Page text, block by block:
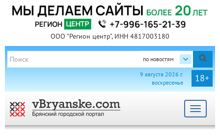
ООО "Регион центр", ИНН 4817003180
по новостям
18+
9 августа 2026 г.
воскресенье
Toggle